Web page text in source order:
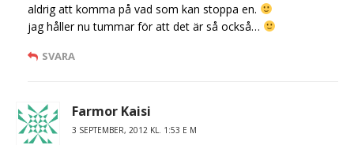
aldrig att komma på vad som kan stoppa en.
jag håller nu tummar för att det är så också…
SVARA
Farmor Kaisi
3 SEPTEMBER, 2012 KL. 1:53 E M